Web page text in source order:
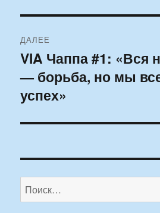
ДАЛЕЕ
Следующая
запись:
VIA Чаппа #1: «Вся
— борьба, но мы
успех»
Искать: